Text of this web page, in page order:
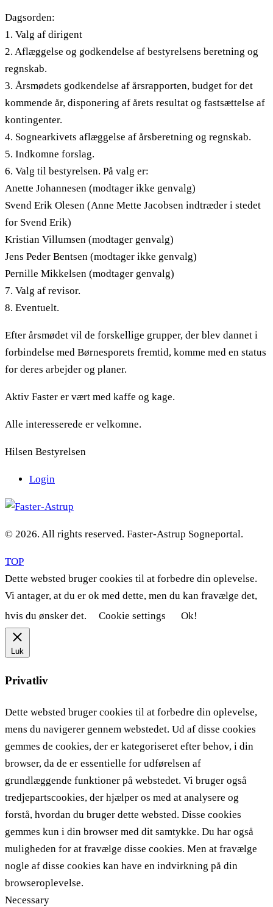
Dagsorden:
1. Valg af dirigent
2. Aflæggelse og godkendelse af bestyrelsens beretning og
regnskab.
3. Årsmødets godkendelse af årsrapporten, budget for det
kommende år, disponering af årets resultat og fastsættelse af
kontingenter.
4. Sognearkivets aflæggelse af årsberetning og regnskab.
5. Indkomne forslag.
6. Valg til bestyrelsen. På valg er:
Anette Johannesen (modtager ikke genvalg)
Svend Erik Olesen (Anne Mette Jacobsen indtræder i stedet
for Svend Erik)
Kristian Villumsen (modtager genvalg)
Jens Peder Bentsen (modtager ikke genvalg)
Pernille Mikkelsen (modtager genvalg)
7. Valg af revisor.
8. Eventuelt.
Efter årsmødet vil de forskellige grupper, der blev dannet i
forbindelse med Børnesporets fremtid, komme med en status
for deres arbejder og planer.
Aktiv Faster er vært med kaffe og kage.
Alle interesserede er velkomne.
Hilsen Bestyrelsen
Login
© 2026. All rights reserved. Faster-Astrup Sogneportal.
TOP
Dette websted bruger cookies til at forbedre din oplevelse.
Vi antager, at du er ok med dette, men du kan fravælge det,
hvis du ønsker det.
Cookie settings Ok!
Luk
Privatliv
Dette websted bruger cookies til at forbedre din oplevelse,
mens du navigerer gennem webstedet. Ud af disse cookies
gemmes de cookies, der er kategoriseret efter behov, i din
browser, da de er essentielle for udførelsen af ​​
grundlæggende funktioner på webstedet. Vi bruger også
tredjepartscookies, der hjælper os med at analysere og
forstå, hvordan du bruger dette websted. Disse cookies
gemmes kun i din browser med dit samtykke. Du har også
muligheden for at fravælge disse cookies. Men at fravælge
nogle af disse cookies kan have en indvirkning på din
browseroplevelse.
Necessary